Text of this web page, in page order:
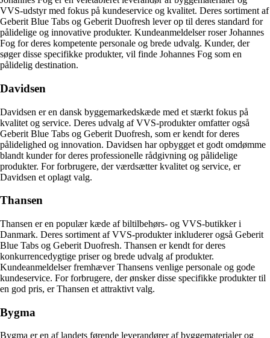
VVS-udstyr med fokus på kundeservice og kvalitet. Deres sortiment af
Geberit Blue Tabs og Geberit Duofresh lever op til deres standard for
pålidelige og innovative produkter. Kundeanmeldelser roser Johannes
Fog for deres kompetente personale og brede udvalg. Kunder, der
søger disse specifikke produkter, vil finde Johannes Fog som en
pålidelig destination.
Davidsen
Davidsen er en dansk byggemarkedskæde med et stærkt fokus på
kvalitet og service. Deres udvalg af VVS-produkter omfatter også
Geberit Blue Tabs og Geberit Duofresh, som er kendt for deres
pålidelighed og innovation. Davidsen har opbygget et godt omdømme
blandt kunder for deres professionelle rådgivning og pålidelige
produkter. For forbrugere, der værdsætter kvalitet og service, er
Davidsen et oplagt valg.
Thansen
Thansen er en populær kæde af biltilbehørs- og VVS-butikker i
Danmark. Deres sortiment af VVS-produkter inkluderer også Geberit
Blue Tabs og Geberit Duofresh. Thansen er kendt for deres
konkurrencedygtige priser og brede udvalg af produkter.
Kundeanmeldelser fremhæver Thansens venlige personale og gode
kundeservice. For forbrugere, der ønsker disse specifikke produkter til
en god pris, er Thansen et attraktivt valg.
Bygma
Bygma er en af landets førende leverandører af byggematerialer og